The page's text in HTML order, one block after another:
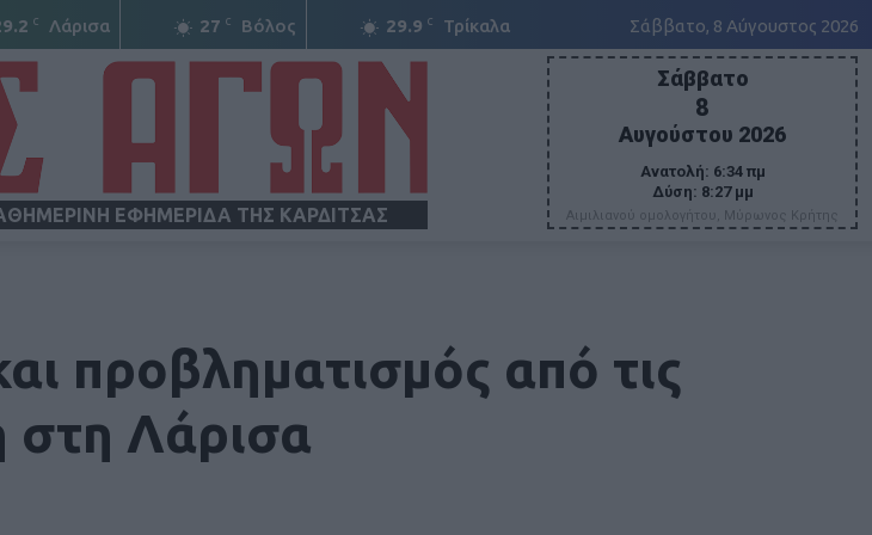
C Λάρισα 27 C Βόλος 29.9 C Τρίκαλα Σάββατο, 8 Αύγουστος 2026
ΕΦΗΜΕΡΙΔΑ ΤΗΣ ΚΑΡΔΙΤΣΑΣ
ΑΓΩΝ
Σάββατο
8
Αυγούστου 2026
Ανατολή: 6:34 πμ
Δύση: 8:27 μμ
Αιμιλιανού ομολογήτου, Μύρωνος Κρήτης
προβληματισμός από τις
στη Λάρισα